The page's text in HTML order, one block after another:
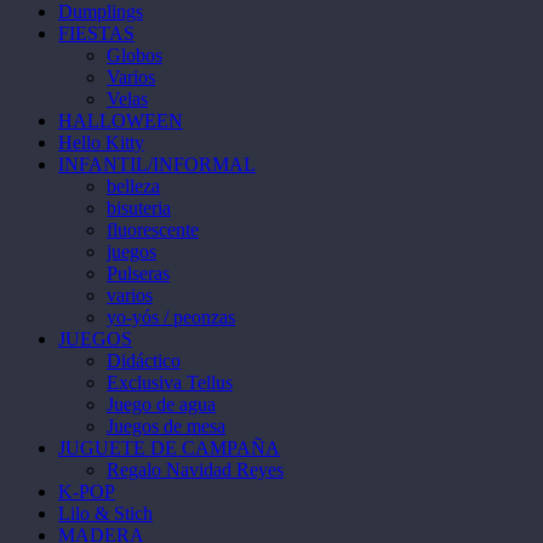
Dumplings
FIESTAS
Globos
Varios
Velas
HALLOWEEN
Hello Kitty
INFANTIL/INFORMAL
belleza
bisuteria
fluorescente
juegos
Pulseras
varios
yo-yós / peonzas
JUEGOS
Didáctico
Exclusiva Tellus
Juego de agua
Juegos de mesa
JUGUETE DE CAMPAÑA
Regalo Navidad Reyes
K-POP
Lilo & Stich
MADERA